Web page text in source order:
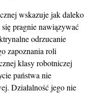
wskazuje jak daleko
pragnie nawiązywać
odrzucanie
zapoznania roli
klasy robotniczej
państwa nie
Działalność jego nie